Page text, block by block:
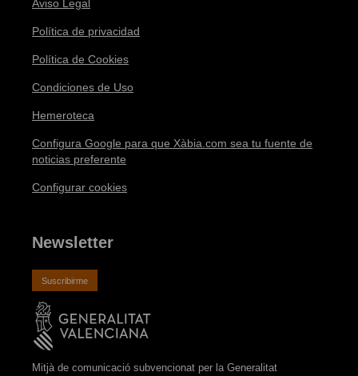
Aviso Legal
Política de privacidad
Política de Cookies
Condiciones de Uso
Hemeroteca
Configura Google para que Xàbia.com sea tu fuente de
noticias preferente
Configurar cookies
Newsletter
Suscribirme
Mitjà de comunicació subvencionat per la Generalitat